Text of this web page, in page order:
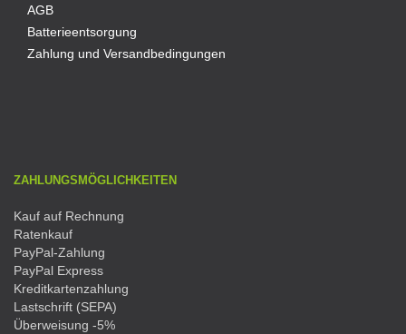
AGB
Batterieentsorgung
Zahlung und Versandbedingungen
ZAHLUNGSMÖGLICHKEITEN
Kauf auf Rechnung
Ratenkauf
PayPal-Zahlung
PayPal Express
Kreditkartenzahlung
Lastschrift (SEPA)
Überweisung -5%